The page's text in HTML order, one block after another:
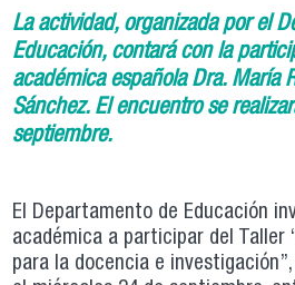
La actividad, organizada por el
Educación, contará con la
académica española Dra. María
Sánchez. El encuentro se
septiembre.
El Departamento de Educación
académica a participar del Taller
para la docencia e